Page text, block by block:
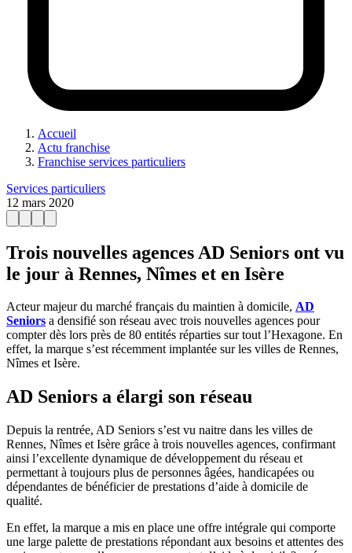
Accueil
Actu franchise
Franchise services particuliers
Services particuliers
12 mars 2020
Trois nouvelles agences AD Seniors ont vu
le jour à Rennes, Nîmes et en Isère
Acteur majeur du marché français du maintien à domicile, AD
Seniors a densifié son réseau avec trois nouvelles agences pour
compter dès lors près de 80 entités réparties sur tout l’Hexagone. En
effet, la marque s’est récemment implantée sur les villes de Rennes,
Nîmes et Isère.
AD Seniors a élargi son réseau
Depuis la rentrée, AD Seniors s’est vu naitre dans les villes de
Rennes, Nîmes et Isère grâce à trois nouvelles agences, confirmant
ainsi l’excellente dynamique de développement du réseau et
permettant à toujours plus de personnes âgées, handicapées ou
dépendantes de bénéficier de prestations d’aide à domicile de
qualité.
En effet, la marque a mis en place une offre intégrale qui comporte
une large palette de prestations répondant aux besoins et attentes des